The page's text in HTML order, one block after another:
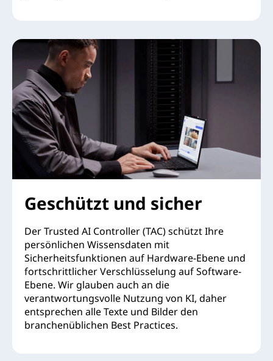
Geschützt und sicher
Der Trusted AI Controller (TAC) schützt Ihre
persönlichen Wissensdaten mit
Sicherheitsfunktionen auf Hardware-Ebene und
fortschrittlicher Verschlüsselung auf Software-
Ebene. Wir glauben auch an die
verantwortungsvolle Nutzung von KI, daher
entsprechen alle Texte und Bilder den
branchenüblichen Best Practices.